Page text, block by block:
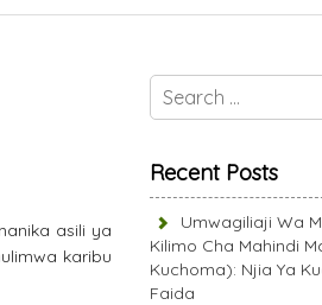
asili ya
karibu
Recent Posts
Umwagiliaji Wa
Kilimo Cha Mahindi
Kuchoma): Njia Ya
Faida